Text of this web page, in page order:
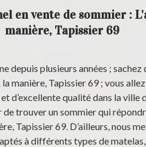
en vente de sommier :
manière, Tapissier 69
depuis plusieurs années ; sachez
manière, Tapissier 69 ; vous
d’excellente qualité dans la ville
de trouver un sommier qui
Tapissier 69. D’ailleurs, nous
à différents types de